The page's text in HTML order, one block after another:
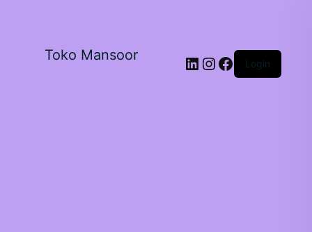
Toko Mansoor Login